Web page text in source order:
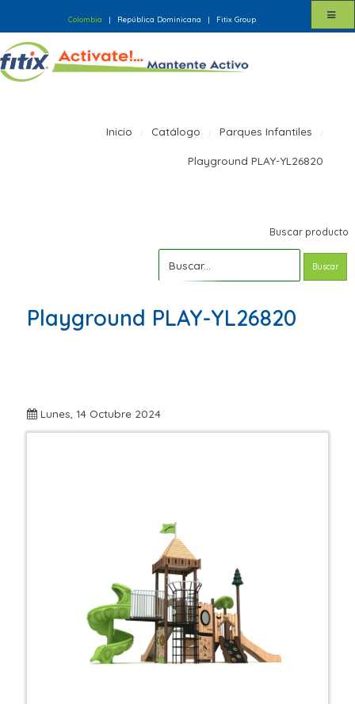
Colombia | República Dominicana | Fitix Group
Inicio Catálogo Parques Infantiles
Playground PLAY-YL26820
Buscar producto
Buscar
Playground PLAY-YL26820
Lunes, 14 Octubre 2024